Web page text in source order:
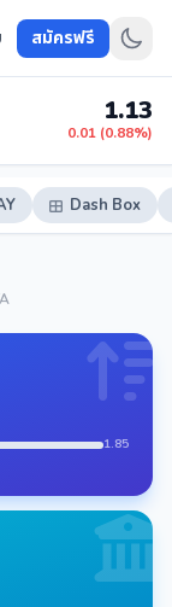
สมัครฟรี
1.13
0.01 (0.88%)
Dash Box
1.85